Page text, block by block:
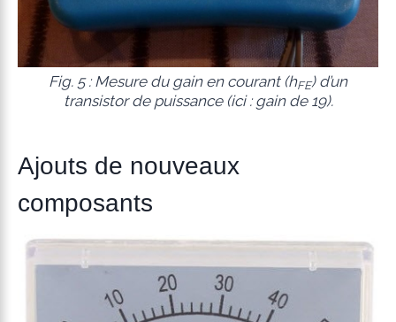
Fig. 5 : Mesure du gain en courant (hFE) d’un
transistor de puissance (ici : gain de 19).
Ajouts de nouveaux
composants